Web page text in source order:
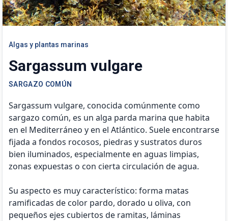
Algas y plantas marinas
Sargassum vulgare
SARGAZO COMÚN
Sargassum vulgare, conocida comúnmente como
sargazo común, es un alga parda marina que habita
en el Mediterráneo y en el Atlántico. Suele encontrarse
fijada a fondos rocosos, piedras y sustratos duros
bien iluminados, especialmente en aguas limpias,
zonas expuestas o con cierta circulación de agua.
Su aspecto es muy característico: forma matas
ramificadas de color pardo, dorado u oliva, con
pequeños ejes cubiertos de ramitas, láminas